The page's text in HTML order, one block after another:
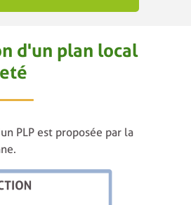
d'un plan local
PLP est proposée par la